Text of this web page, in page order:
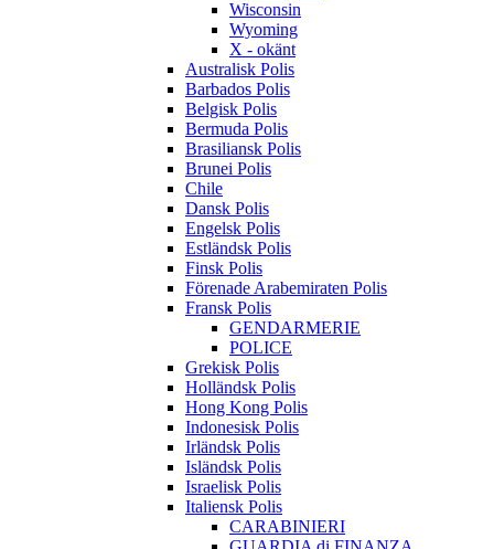
Wisconsin
Wyoming
X - okänt
Australisk Polis
Barbados Polis
Belgisk Polis
Bermuda Polis
Brasiliansk Polis
Brunei Polis
Chile
Dansk Polis
Engelsk Polis
Estländsk Polis
Finsk Polis
Förenade Arabemiraten Polis
Fransk Polis
GENDARMERIE
POLICE
Grekisk Polis
Holländsk Polis
Hong Kong Polis
Indonesisk Polis
Irländsk Polis
Isländsk Polis
Israelisk Polis
Italiensk Polis
CARABINIERI